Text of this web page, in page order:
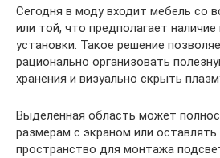
Сегодня в моду входит мебель со
или той, что предполагает
установки. Такое решение
рационально организовать
хранения и визуально скрыть
Выделенная область может
размерам с экраном или
пространство для монтажа